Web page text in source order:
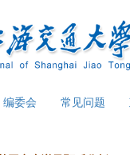
编委会 常见问题